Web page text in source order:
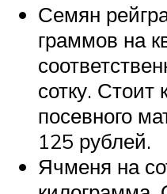
Семян
граммов на
сотку. Стоит
посевного
125 рублей.
Ячменя на